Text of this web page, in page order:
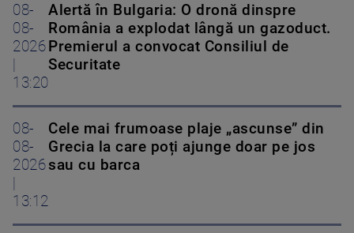
08-
08-
2026
13:20
Alertă în Bulgaria: O dronă dinspre
România a explodat lângă un gazoduct.
Premierul a convocat Consiliul de
Securitate
08-
08-
2026
13:12
Cele mai frumoase plaje „ascunse” din
Grecia la care poți ajunge doar pe jos
sau cu barca